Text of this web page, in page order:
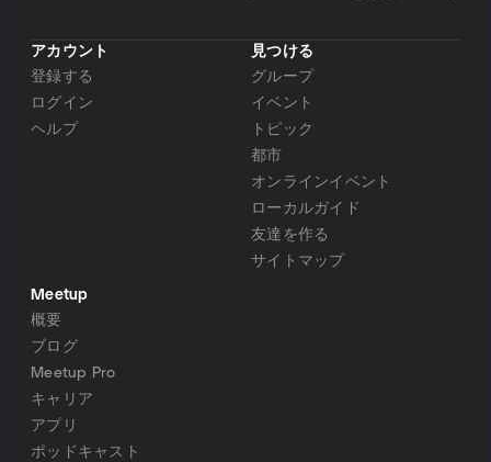
アカウント
登録する
ログイン
ヘルプ
見つける
グループ
イベント
トピック
都市
オンラインイベント
ローカルガイド
友達を作る
サイトマップ
Meetup
概要
ブログ
Meetup Pro
キャリア
アプリ
ポッドキャスト